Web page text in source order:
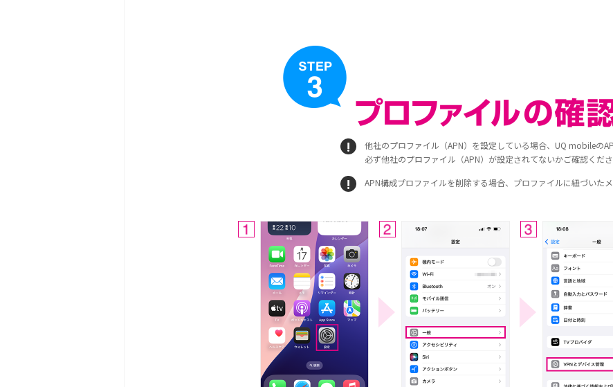
他社のプロファイル（APN）を設定している場合、UQ mobileの
必ず他社のプロファイル（APN）が設定されてないかご確認くださ
APN構成プロファイルを削除する場合、プロファイルに紐づいた